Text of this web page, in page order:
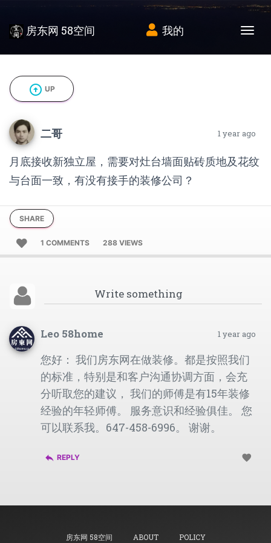
房东网 58空间 我的
arrow_circle_up UP
二哥 1 year ago
月底接收新独立屋，需要对灶台墙面贴砖质地及花纹
与台面一致，有没有接手的装修公司？
SHARE
1 COMMENTS 288 VIEWS
Leo 58home 1 year ago
您好： 我们房东网在做装修。都是按照我们
的标准，特别是和客户沟通协调方面，会充
分听取您的建议， 我们的师傅是有15年装修
经验的年轻师傅。 服务意识和经验俱佳。 您
可以联系我。647-458-6996。 谢谢。
reply REPLY favorite
房东网 58空间 ABOUT POLICY